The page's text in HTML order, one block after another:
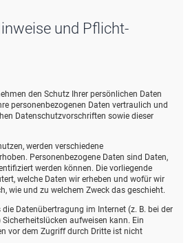
und Pflicht­
den Schutz Ihrer persönlichen Daten
personenbezogenen Daten vertraulich und
Datenschutzvorschriften sowie dieser
werden verschiedene
Personenbezogene Daten sind Daten,
werden können. Die vorliegende
welche Daten wir erheben und wofür wir
wie und zu welchem Zweck das geschieht.
Datenübertragung im Internet (z. B. bei der
aufweisen kann. Ein
vor dem Zugriff durch Dritte ist nicht